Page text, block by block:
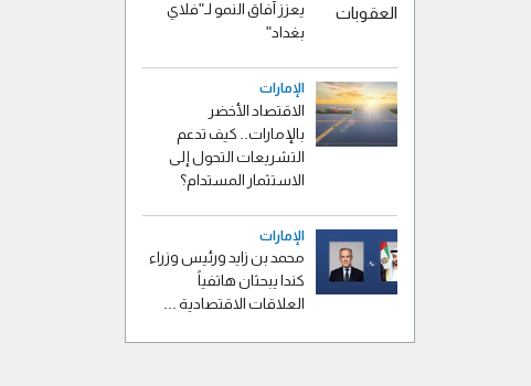
يعزز آفاق النمو لـ"فلاي
بغداد"
الإمارات
الاقتصاد الأخضر
بالإمارات.. كيف تدعم
التشريعات التحول إلى
الاستثمار المستدام؟
الإمارات
محمد بن زايد ورئيس وزراء
كندا يبحثان هاتفياً
العلاقات الاقتصادية ...